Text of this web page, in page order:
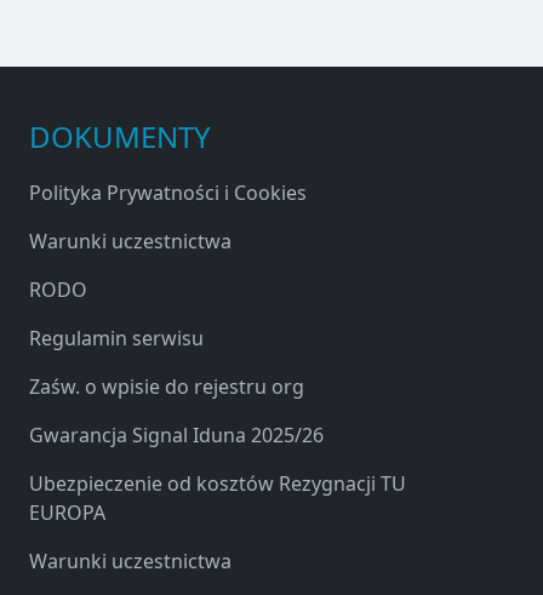
DOKUMENTY
Polityka Prywatności i Cookies
Warunki uczestnictwa
RODO
Regulamin serwisu
Zaśw. o wpisie do rejestru org
Gwarancja Signal Iduna 2025/26
Ubezpieczenie od kosztów Rezygnacji TU
EUROPA
Warunki uczestnictwa